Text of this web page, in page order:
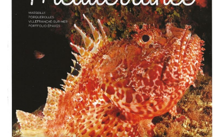
Plongeur N2
Plongeur N3
Maintien des acquis
Guide de palanquée N4
Initiateur
Moniteur Fédéral
Organisation
Responsables